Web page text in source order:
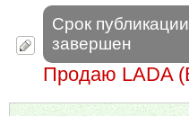
Срок
завершен
Продаю LADA